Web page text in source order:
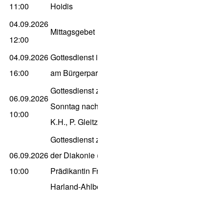
11:00
Hoidis
04.09.2026
12:00
Mittagsgebet
04.09.2026
16:00
Gottesdienst im Haus
am Bürgerpark, P. Gleitz
06.09.2026
10:00
Gottesdienst zum 14.
Sonntag nach Trinitatis
K.H., P. Gleitz
06.09.2026
10:00
Gottesdienst zur Woche
der Diakonie (14.n.Tr.),
Prädikantin Frauke
Harland-Ahlborn